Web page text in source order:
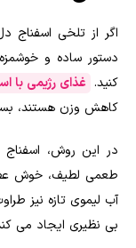
اگر از تلخی اسفناج
دستور ساده و
کنید. غذای رژیمی با
کاهش وزن هستند،
در این روش،
طعمی لطیف، خوش
آب لیموی تازه نیز
بی نظیری ایجاد می